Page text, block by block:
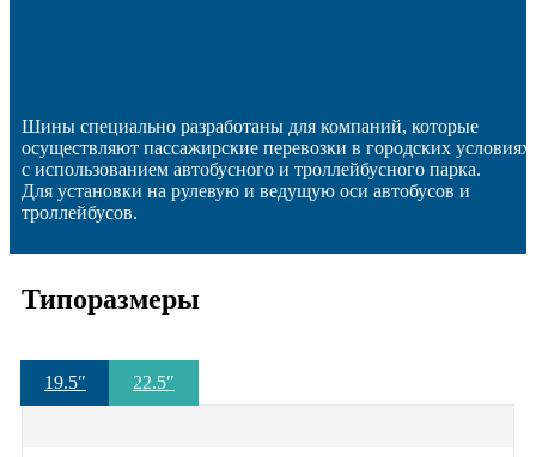
Шины специально разработаны для компаний, которые
осуществляют пассажирские перевозки в городских условиях
с использованием автобусного и троллейбусного парка.
Для установки на рулевую и ведущую оси автобусов и
троллейбусов.
Типоразмеры
19.5″ 22.5″